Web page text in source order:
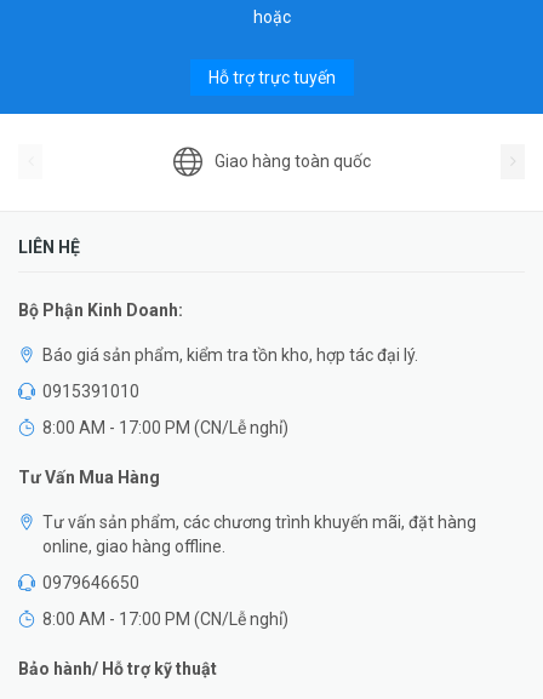
hoặc
Hỗ trợ trực tuyến
Giao hàng toàn quốc
LIÊN HỆ
Bộ Phận Kinh Doanh:
Báo giá sản phẩm, kiểm tra tồn kho, hợp tác đại lý.
0915391010
8:00 AM - 17:00 PM (CN/Lễ nghỉ)
Tư Vấn Mua Hàng
Tư vấn sản phẩm, các chương trình khuyến mãi, đặt hàng
online, giao hàng offline.
0979646650
8:00 AM - 17:00 PM (CN/Lễ nghỉ)
Bảo hành/ Hỗ trợ kỹ thuật